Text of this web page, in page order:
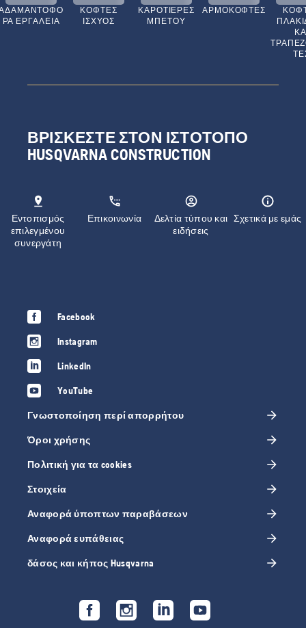
ΡΑ ΕΡΓΑΛΕΊΑ
ΚΌΦΤΕΣ
ΙΣΧΎΟΣ
ΚΑΡΟΤΙΈΡΕΣ
ΜΠΕΤΟΎ
ΑΡΜΟΚΌΦΤΕΣ
ΒΡΊΣΚΕΣΤΕ ΣΤΟΝ ΙΣΤΌΤΟΠΟ
HUSQVARNA CONSTRUCTION
Εντοπισμός
επιλεγμένου
συνεργάτη
Επικοινωνία
Δελτία τύπου και
ειδήσεις
Σχετικά με εμάς
Facebook
Instagram
LinkedIn
YouTube
Γνωστοποίηση περί απορρήτου
Όροι χρήσης
Πολιτική για τα cookies
Στοιχεία
Αναφορά ύποπτων παραβάσεων
Αναφορά ευπάθειας
δάσος και κήπος Husqvarna